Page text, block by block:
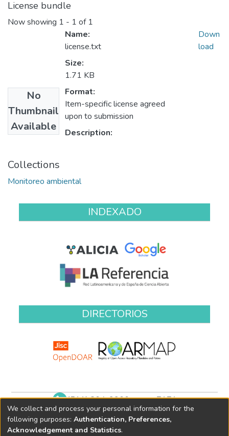
License bundle
Now showing 1 - 1 of 1
No
Thumbnail
Available
Name:
license.txt
Size:
1.71 KB
Format:
Item-specific license agreed
upon to submission
Description:
Down
load
Collections
Monitoreo ambiental
INDEXADO
DIRECTORIOS
(511) 204-9900 anexo 7171
biblioteca@oefa.gob.pe
We collect and process your personal information for the
following purposes: Authentication, Preferences,
Acknowledgement and Statistics.